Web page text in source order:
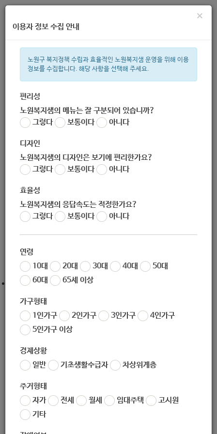
주간 인기검색어
한눈으로 보는 복지 정보
×
이용자 정보 수집 안내
노원구 복지정책 수립과 효율적인 노원복지샘 운영을 위해 이용
정보를 수집합니다. 해당 사항을 선택해 주세요.
편리성
노원복지샘의 메뉴는 잘 구분되어 있습니까?
그렇다
보통이다 아니다
디자인
노원복지샘의 디자인은 보기에 편리한가요?
그렇다
보통이다 아니다
효율성
노원복지샘의 응답속도는 적정한가요?
그렇다
보통이다 아니다
연령
10대
20대 30대 40대
50대
60대
65세 이상
가구형태
1인가구
2인가구 3인가구
4인가구
5인가구 이상
경제상황
일반
기초생활수급자 차상위계층
주거형태
자가
전세 월세 임대주택
고시원
기타
[노원사회적경제연대] 한국전력공사 사회적경제기업 판로지원사
업 안내
작성자 노원 복지샘
작성일 2020-12-23 11:31
링크 : https://campaign.happybean.naver.com/campaig
n/give/kepco2020
좋아요0 싫어요
목록보기